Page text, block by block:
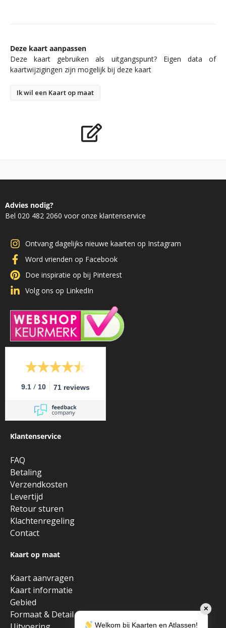
Deze kaart aanpassen
Deze kaart gebruiken als uitgangspunt? Eigen data of
kaartwijzigingen zijn mogelijk bij deze kaart
Ik wil een Kaart op maat
Advies nodig?
Bel 020 482 2060 voor onze klantenservice
Ontvang dagelijks nieuwe kaarten op Instagram
Word vrienden op Facebook
Doe inspiratie op bij Pinterest
Volg ons op LinkedIn
9.1 / 10 71 reviews
Klantenservice
FAQ
Betaling
Verzendkosten
Levertijd
Retour sturen
Klachtenregeling
Contact
Kaart op maat
Kaart aanvragen
Kaart informatie
Gebied
Formaat & Detail
✕
Welkom bij Kaarten en Atlassen!